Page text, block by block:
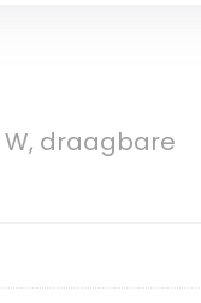
W, draagbare